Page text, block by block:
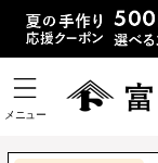
メニュー